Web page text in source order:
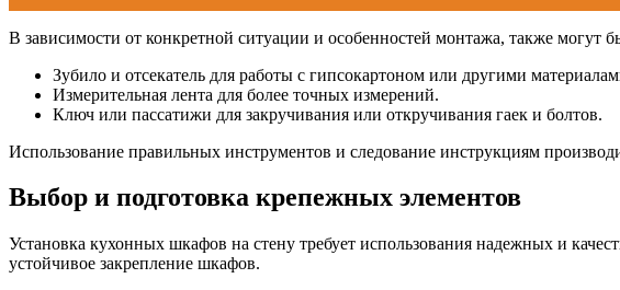
В зависимости от конкретной ситуации и особенностей монтажа, также
Зубило и отсекатель для работы с гипсокартоном или другими
Измерительная лента для более точных измерений.
Ключ или пассатижи для закручивания или откручивания гаек и болтов.
Использование правильных инструментов и следование инструкциям
Выбор и подготовка крепежных элементов
Установка кухонных шкафов на стену требует использования надежных и
устойчивое закрепление шкафов.